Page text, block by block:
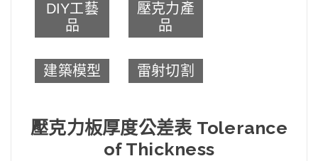
DIY工藝
品
壓克力產
品
建築模型 雷射切割
壓克力板厚度公差表 Tolerance
of Thickness